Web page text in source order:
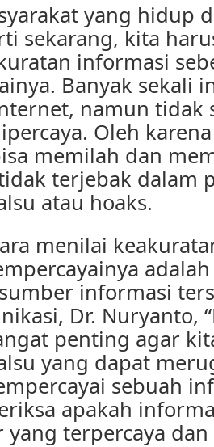
yang hidup
sekarang, kita
informasi
Banyak sekali
namun tidak
Oleh
memilah dan
terjebak dalam
atau hoaks.
menilai
informasi
Dr. Nuryanto,
penting agar
yang dapat
sebuah
apakah
yang terpercaya